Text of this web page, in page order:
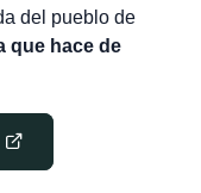
del pueblo de
que hace de